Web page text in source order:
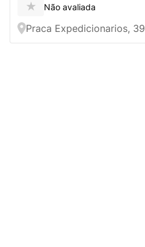
★ Não avaliada
Praca Expedicionarios, 39